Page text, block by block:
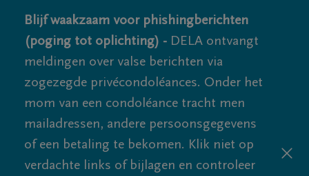
Blijf waakzaam voor phishingberichten
(poging tot oplichting) - DELA ontvangt
meldingen over valse berichten via
zogezegde privécondoléances. Onder het
mom van een condoléance tracht men
mailadressen, andere persoonsgegevens
of een betaling te bekomen. Klik niet op
verdachte links of bijlagen en controleer